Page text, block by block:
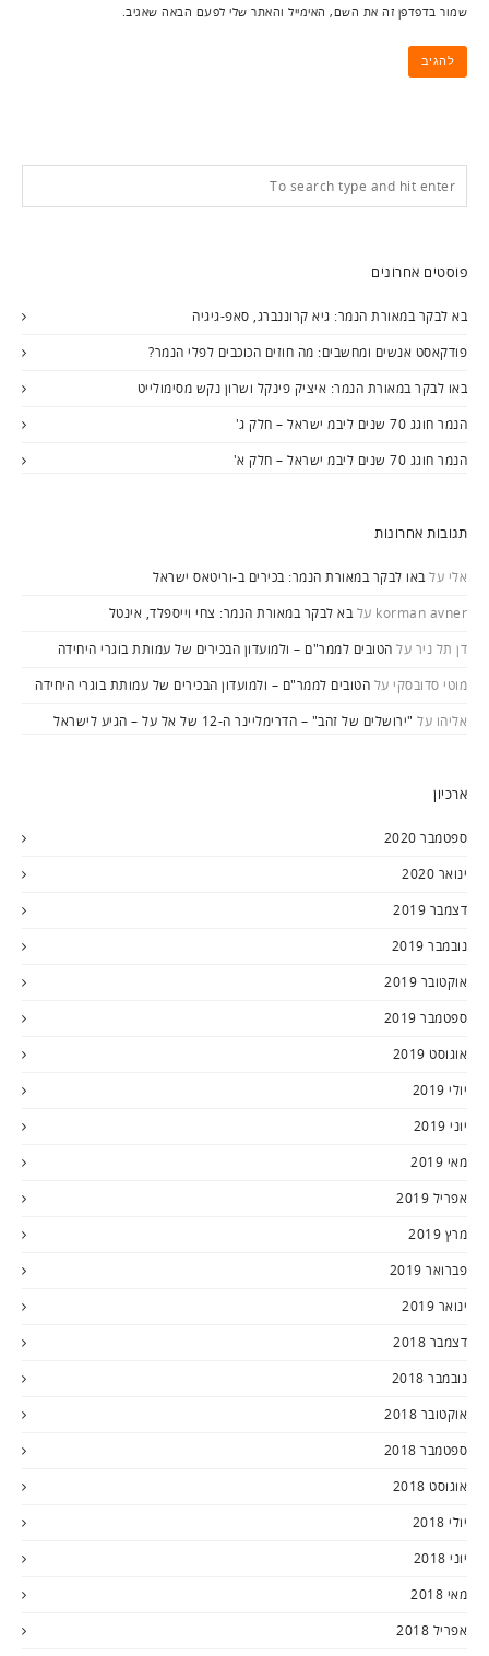
שמור בדפדפן זה את השם, האימייל והאתר שלי לפעם הבאה שאגיב.
פוסטים אחרונים
בא לבקר במאורת הנמר: גיא קרוננברג, סאפ-גיגיה
פודקאסט אנשים ומחשבים: מה חוזים הכוכבים לפלי הנמר?
באו לבקר במאורת הנמר: איציק פינקל ושרון נקש מסימולייט
הנמר חוגג 70 שנים ליבמ ישראל – חלק ג'
הנמר חוגג 70 שנים ליבמ ישראל – חלק א'
תגובות אחרונות
אלי עלבאו לבקר במאורת הנמר: בכירים ב-וריטאס ישראל
korman avner עלבא לבקר במאורת הנמר: צחי וייספלד, אינטל
דן תל ניר על הטובים לממר"ם – ולמועדון הבכירים של עמותת בוגרי היחידה
מוטי סדובסקי על הטובים לממר"ם – ולמועדון הבכירים של עמותת בוגרי היחידה
אליהו על "ירושלים של זהב" – הדרימליינר ה-12 של אל על – הגיע לישראל
ארכיון
ספטמבר 2020
ינואר 2020
דצמבר 2019
נובמבר 2019
אוקטובר 2019
ספטמבר 2019
אוגוסט 2019
יולי 2019
יוני 2019
מאי 2019
אפריל 2019
מרץ 2019
פברואר 2019
ינואר 2019
דצמבר 2018
נובמבר 2018
אוקטובר 2018
ספטמבר 2018
אוגוסט 2018
יולי 2018
יוני 2018
מאי 2018
אפריל 2018